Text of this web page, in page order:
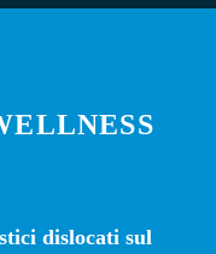
dislocati sul